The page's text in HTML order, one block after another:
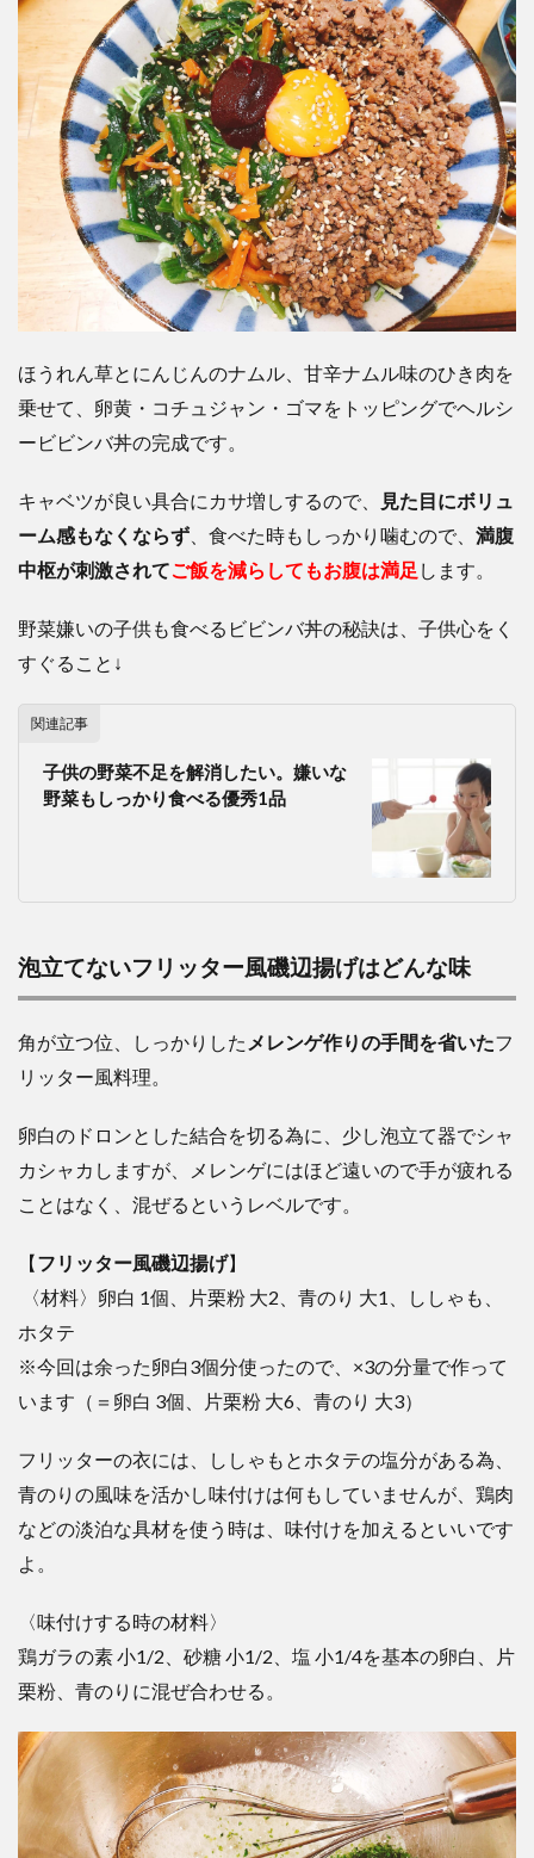
ほうれん草とにんじんのナムル、甘辛ナムル味のひき肉を
乗せて、卵黄・コチュジャン・ゴマをトッピングでヘルシ
ービビンバ丼の完成です。
キャベツが良い具合にカサ増しするので、
見た目にボリュ
ーム感もなくならず 、食べた時もしっかり噛むので、 満腹
中枢が刺激されてご飯を減らしてもお腹は満足 します。
野菜嫌いの子供も食べるビビンバ丼の秘訣は、子供心をく
すぐること↓
関連記事
子供の野菜不足を解消したい。嫌いな
野菜もしっかり食べる優秀1品
泡立てないフリッター風磯辺揚げはどんな味
角が立つ位、しっかりした メレンゲ作りの手間を省いたフ
リッター風料理。
卵白のドロンとした結合を切る為に、少し泡立て器でシャ
カシャカしますが、メレンゲにはほど遠いので手が疲れる
ことはなく、混ぜるというレベルです。
【フリッター風磯辺揚げ】
〈材料〉卵白 1個、片栗粉 大2、青のり 大1、ししゃも、
ホタテ
※今回は余った卵白3個分使ったので、×3の分量で作って
います（＝卵白 3個、片栗粉 大6、青のり 大3）
フリッターの衣には、ししゃもとホタテの塩分がある為、
青のりの風味を活かし味付けは何もしていませんが、鶏肉
などの淡泊な具材を使う時は、味付けを加えるといいです
よ。
〈味付けする時の材料〉
鶏ガラの素 小1/2、砂糖 小1/2、塩 小1/4を基本の卵白、片
栗粉、青のりに混ぜ合わせる。